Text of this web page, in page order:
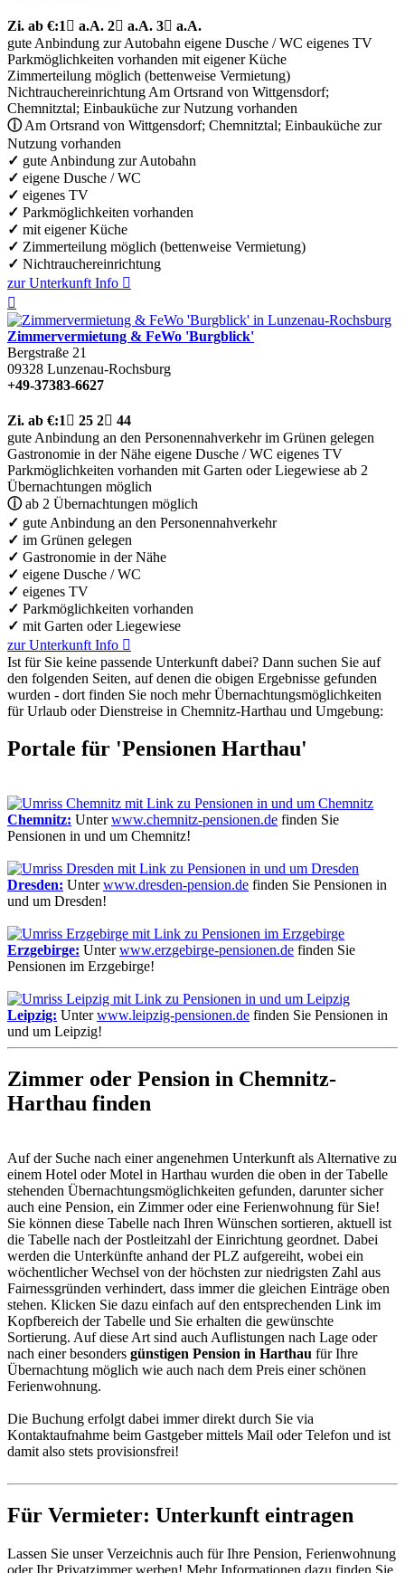
Zi. ab €:1  a.A. 2 a.A. 3 a.A.
gute Anbindung zur Autobahn eigene Dusche / WC eigenes TV
Parkmöglichkeiten vorhanden mit eigener Küche
Zimmerteilung möglich (bettenweise Vermietung)
Nichtrauchereinrichtung Am Ortsrand von Wittgensdorf;
Chemnitztal; Einbauküche zur Nutzung vorhanden
ⓘAm Ortsrand von Wittgensdorf; Chemnitztal; Einbauküche zur
Nutzung vorhanden
✓ gute Anbindung zur Autobahn
✓ eigene Dusche / WC
✓ eigenes TV
✓ Parkmöglichkeiten vorhanden
✓ mit eigener Küche
✓ Zimmerteilung möglich (bettenweise Vermietung)
✓ Nichtrauchereinrichtung
zur Unterkunft Info 

Zimmervermietung & FeWo 'Burgblick'
Bergstraße 21
09328 Lunzenau-Rochsburg
+49-37383-6627
Zi. ab €:1  25 2 44
gute Anbindung an den Personennahverkehr im Grünen gelegen
Gastronomie in der Nähe eigene Dusche / WC eigenes TV
Parkmöglichkeiten vorhanden mit Garten oder Liegewiese ab 2
Übernachtungen möglich
ⓘab 2 Übernachtungen möglich
✓ gute Anbindung an den Personennahverkehr
✓ im Grünen gelegen
✓ Gastronomie in der Nähe
✓ eigene Dusche / WC
✓ eigenes TV
✓ Parkmöglichkeiten vorhanden
✓ mit Garten oder Liegewiese
zur Unterkunft Info 
Ist für Sie keine passende Unterkunft dabei? Dann suchen Sie auf
den folgenden Seiten, auf denen die obigen Ergebnisse gefunden
wurden - dort finden Sie noch mehr Übernachtungs­möglichkeiten
für Urlaub oder Dienstreise in Chemnitz-Harthau und Umgebung:
Portale für 'Pensionen Harthau'
Chemnitz: Unterwww.chemnitz-pensionen.de finden Sie
Pensionen in und um Chemnitz!
Dresden: Unterwww.dresden-pension.de finden Sie Pensionen in
und um Dresden!
Erzgebirge: Unterwww.erzgebirge-pensionen.de finden Sie
Pensionen im Erzgebirge!
Leipzig: Unterwww.leipzig-pensionen.de finden Sie Pensionen in
und um Leipzig!
Zimmer oder Pension in Chemnitz-
Harthau finden
Auf der Suche nach einer angenehmen Unterkunft als Alternative zu
einem Hotel oder Motel in Harthau wurden die oben in der Tabelle
stehenden Übernachtungs­möglichkeiten gefunden, darunter sicher
auch eine Pension, ein Zimmer oder eine Ferienwohnung für Sie!
Sie können diese Tabelle nach Ihren Wünschen sortieren, aktuell ist
die Tabelle nach der Postleitzahl der Einrichtung geordnet. Dabei
werden die Unterkünfte anhand der PLZ aufgereiht, wobei ein
wöchentlicher Wechsel von der höchsten zur niedrigsten Zahl aus
Fairnessgründen verhindert, dass immer die gleichen Einträge oben
stehen. Klicken Sie dazu einfach auf den entsprechenden Link im
Kopfbereich der Tabelle und Sie erhalten die gewünschte
Sortierung. Auf diese Art sind auch Auflistungen nach Lage oder
nach einer besonders günstigen Pension in Harthau für Ihre
Übernachtung möglich wie auch nach dem Preis einer schönen
Ferienwohnung.
Die Buchung erfolgt dabei immer direkt durch Sie via
Kontaktaufnahme beim Gastgeber mittels Mail oder Telefon und ist
damit also stets provisionsfrei!
Für Vermieter: Unterkunft eintragen
Lassen Sie unser Verzeichnis auch für Ihre Pension, Ferienwohnung
oder Ihr Privatzimmer werben! Mehr Informationen dazu finden Sie